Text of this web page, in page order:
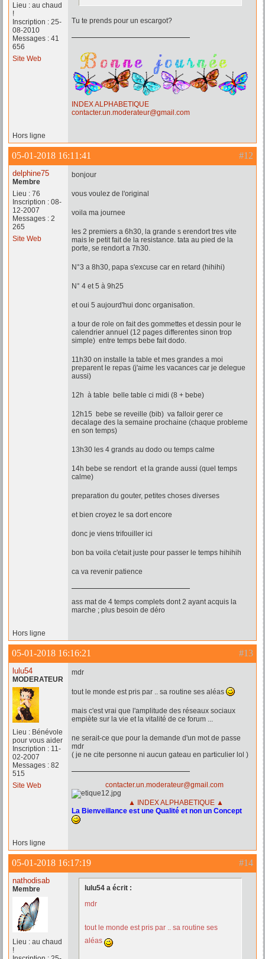
Lieu : au chaud
!
Inscription : 25-
08-2010
Messages : 41
656
Site Web
Tu te prends pour un escargot?
INDEX ALPHABETIQUE
contacter.un.moderateur@gmail.com
Hors ligne
#12
05-01-2018 16:11:41
delphine75
Membre
Lieu : 76
Inscription : 08-
12-2007
Messages : 2
265
Site Web
bonjour
vous voulez de l'original
voila ma journee
les 2 premiers a 6h30, la grande s erendort tres vite
mais le petit fait de la resistance. tata au pied de la
porte, se rendort a 7h30.
N°3 a 8h30, papa s'excuse car en retard (hihihi)
N° 4 et 5 à 9h25
et oui 5 aujourd'hui donc organisation.
a tour de role on fait des gommettes et dessin pour le
calendrier annuel (12 pages differentes sinon trop
simple) entre temps bebe fait dodo.
11h30 on installe la table et mes grandes a moi
preparent le repas (j'aime les vacances car je delegue
aussi)
12h à table belle table ci midi (8 + bebe)
12h15 bebe se reveille (bib) va falloir gerer ce
decalage des la semaine prochaine (chaque probleme
en son temps)
13h30 les 4 grands au dodo ou temps calme
14h bebe se rendort et la grande aussi (quel temps
calme)
preparation du gouter, petites choses diverses
et bien croyez le sa dort encore
donc je viens trifouiller ici
bon ba voila c'etait juste pour passer le temps hihihih
ca va revenir patience
ass mat de 4 temps complets dont 2 ayant acquis la
marche ; plus besoin de déro
Hors ligne
#13
05-01-2018 16:16:21
lulu54
MODERATEUR
Lieu : Bénévole
pour vous aider
Inscription : 11-
02-2007
Messages : 82
515
Site Web
mdr
tout le monde est pris par .. sa routine ses aléas
mais c'est vrai que l'amplitude des réseaux sociaux
empiète sur la vie et la vitalité de ce forum ...
ne serait-ce que pour la demande d'un mot de passe
mdr
( je ne cite personne ni aucun gateau en particulier lol )
contacter.un.moderateur@gmail.com
▲ INDEX ALPHABETIQUE ▲
La Bienveillance est une Qualité et non un Concept
Hors ligne
#14
05-01-2018 16:17:19
nathodisab
Membre
Lieu : au chaud
!
lulu54 a écrit :
mdr
tout le monde est pris par .. sa routine ses
aléas